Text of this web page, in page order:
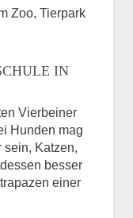
Zoo, Tierpark
IN
Vierbeiner
Hunden mag
Katzen,
besser
einer